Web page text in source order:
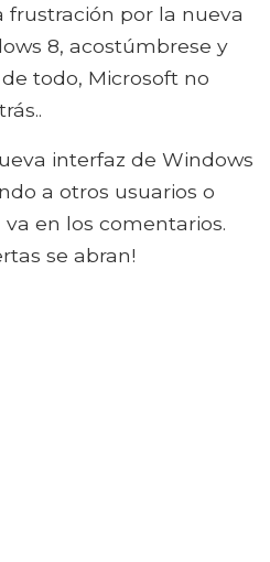
por la nueva
8, acostúmbrese y
todo, Microsoft no
interfaz de Windows
a otros usuarios o
en los comentarios.
se abran!